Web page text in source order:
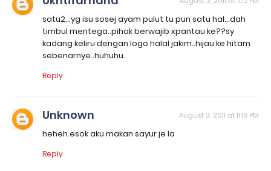
satu2...yg isu sosej ayam pulut tu pun satu hal...dah
timbul mentega..pihak berwajib xpantau ke??sy
kadang keliru dengan logo halal jakim..hijau ke hitam
sebenarnye..huhuhu..
Reply
Unknown August 3, 2011 at 11:19 PM
heheh.esok aku makan sayur je la
Reply